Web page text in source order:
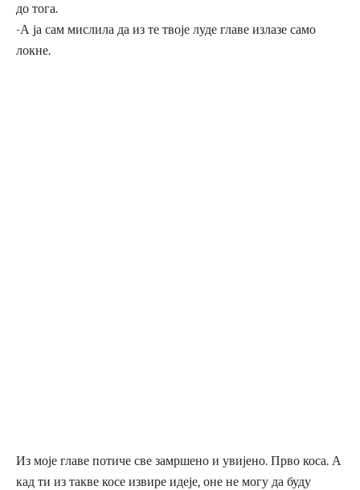
до тога.
-А ја сам мислила да из те твоје луде главе излазе само
локне.
Из моје главе потиче све замршено и увијено. Прво коса. А
кад ти из такве косе извире идеје, оне не могу да буду